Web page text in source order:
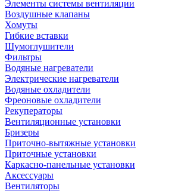
Элементы системы вентиляции
Воздушные клапаны
Хомуты
Гибкие вставки
Шумоглушители
Фильтры
Водяные нагреватели
Электрические нагреватели
Водяные охладители
Фреоновые охладители
Рекуператоры
Вентиляционные установки
Бризеры
Приточно-вытяжные установки
Приточные установки
Каркасно-панельные установки
Аксессуары
Вентиляторы